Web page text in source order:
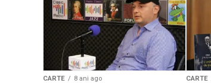
CARTE 8 ani ago CARTE